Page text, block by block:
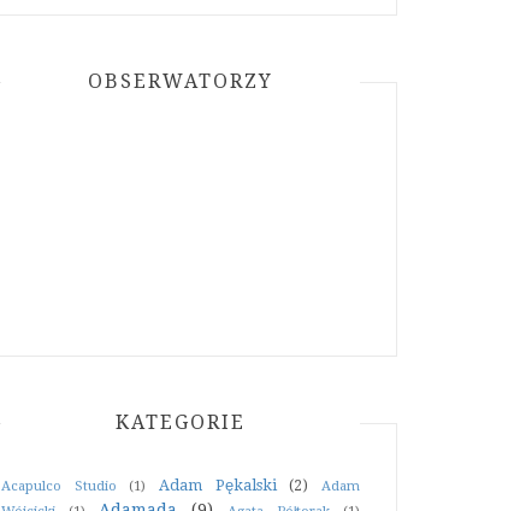
OBSERWATORZY
KATEGORIE
Acapulco Studio (1) Adam Pękalski (2)
Adam